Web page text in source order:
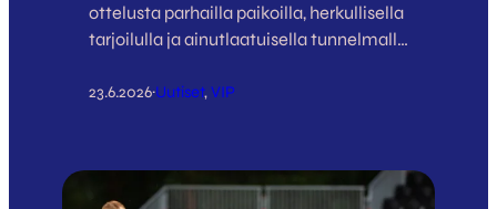
ottelusta parhailla paikoilla, herkullisella
tarjoilulla ja ainutlaatuisella tunnelmalla
Kultakettu VIP – 99 €
Mäkelä0500 185 014janne.makela@jjk.fi
23.6.2026·Uutiset, VIP